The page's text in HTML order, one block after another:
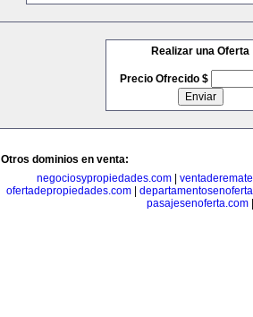
Realizar una Oferta
Precio Ofrecido $
Otros dominios en venta:
negociosypropiedades.com
ofertadepropiedades.com
pasajesenoferta.com